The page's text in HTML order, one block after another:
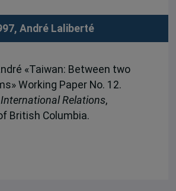
André Laliberté
«Taiwan: Between two
Working Paper No. 12.
Relations,
British Columbia.